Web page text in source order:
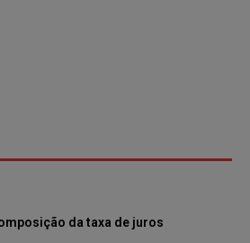
da taxa de juros